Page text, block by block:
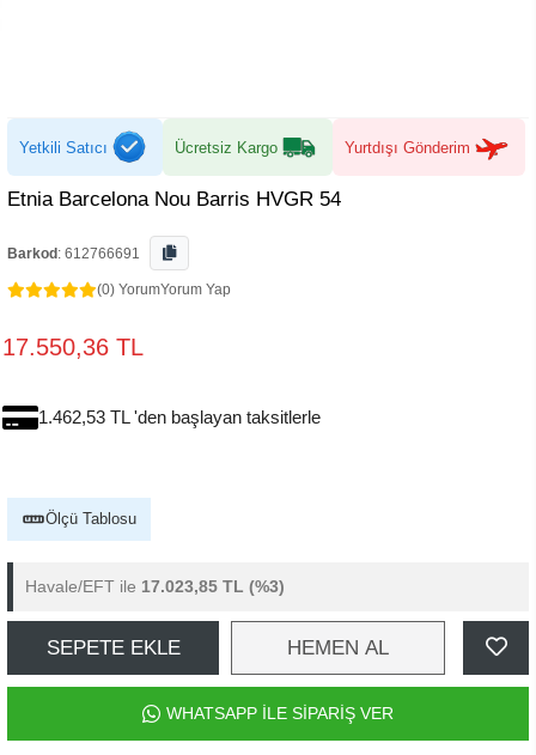
Yetkili Satıcı Ücretsiz Kargo Yurtdışı Gönderim
Etnia Barcelona Nou Barris HVGR 54
Barkod : 612766691
(0) YorumYorum Yap
17.550,36 TL
1.462,53 TL 'den başlayan taksitlerle
Ölçü Tablosu
Havale/EFT ile 17.023,85 TL (%3)
SEPETE EKLE HEMEN AL
WHATSAPP İLE SİPARİŞ VER